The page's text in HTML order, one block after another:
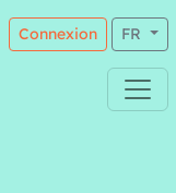
Connexion FR